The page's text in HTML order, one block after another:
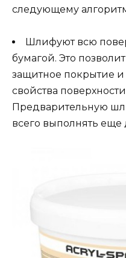
следующему
Шлифуют всю
бумагой. Это
защитное покрытие
свойства
Предварительную
всего выполнять еще